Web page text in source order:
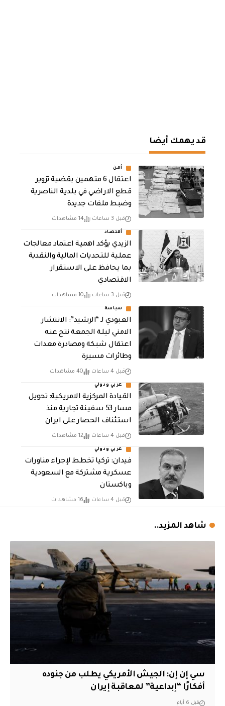
قد يهمك أيضا
أمن
اعتقال 6 متهمين بقضية تزوير
قطع الاراضي في بلدية الناصرية
وضبط ملفات جديدة
قبل 3 ساعات 14 مشاهدات
أقتصاد
الزيدي يؤكد اهمية اعتماد معالجات
عملية للتحديات المالية والنقدية
بما يحافظ على الاستقرار
الاقتصادي
قبل 3 ساعات 10 مشاهدات
سياسة
العبودي لـ “الرشيد”: الانتشار
الامني ليلة الجمعة نتج عنه
اعتقال شبكة ومصادرة معدات
وطائرات مسيرة
قبل 4 ساعات 40 مشاهدات
عربي ودولي
القيادة المركزية الامريكية: تحويل
مسار 53 سفينة تجارية منذ
استئناف الحصار على ايران
قبل 4 ساعات 12 مشاهدات
عربي ودولي
فيدان: تركيا تخطط لإجراء مناورات
عسكرية مشتركة مع السعودية
وباكستان
قبل 4 ساعات 16 مشاهدات
شاهد المزيد..
سي إن إن: الجيش الأمريكي يطلب من جنوده
أفكارًا “إبداعية” لمعاقبة إيران
قبل 6 أيام